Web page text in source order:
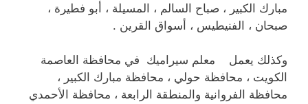
مبارك الكبير ، صباح السالم ، المسيلة ، أبو فطيرة ،
صبحان ، الفنيطيس ، أسواق القرين .
وكذلك يعمل معلم سيراميك في محافظة العاصمة
الكويت ، محافظة حولي ، محافظة مبارك الكبير ،
محافظة الفروانية والمنطقة الرابعة ، محافظة الأحمدي